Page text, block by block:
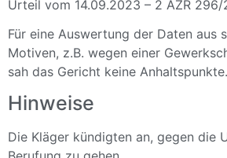
Urteil vom 14.09.2023 – 2 AZR 296/
Für eine Auswertung der Daten aus
Motiven, z.B. wegen einer
sah das Gericht keine Anhaltspunkte.
Hinweise
Die Kläger kündigten an, gegen die